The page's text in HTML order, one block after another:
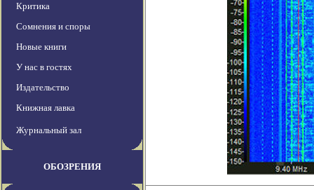
Критика
Сомнения и споры
Новые книги
У нас в гостях
Издательство
Книжная лавка
Журнальный зал
ОБОЗРЕНИЯ